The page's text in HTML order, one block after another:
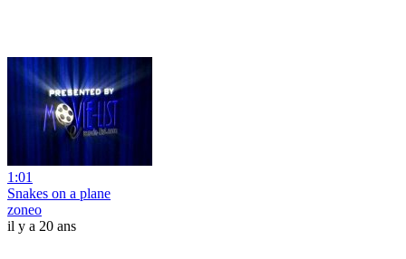
1:01
Snakes on a plane
zoneo
il y a 20 ans